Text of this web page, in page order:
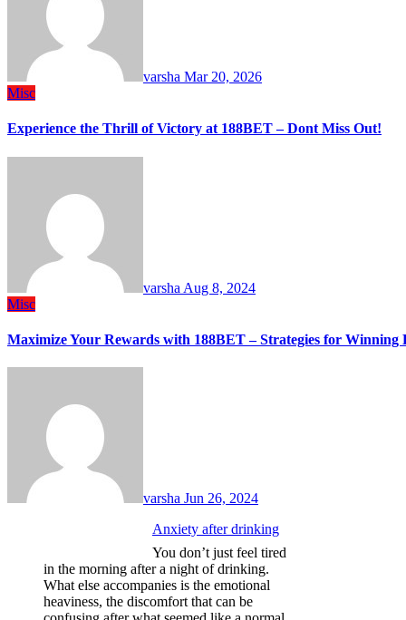
varsha Mar 20, 2026
Misc
Experience the Thrill of Victory at 188BET – Dont Miss Out!
varsha Aug 8, 2024
Misc
Maximize Your Rewards with 188BET – Strategies for Winning
varsha Jun 26, 2024
Anxiety after drinking
You don’t just feel tired
in the morning after a night of drinking.
What else accompanies is the emotional
heaviness, the discomfort that can be